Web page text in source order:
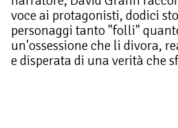
voce ai protagonisti, dodici
personaggi tanto "folli"
un'ossessione che li divora,
e disperata di una verità che